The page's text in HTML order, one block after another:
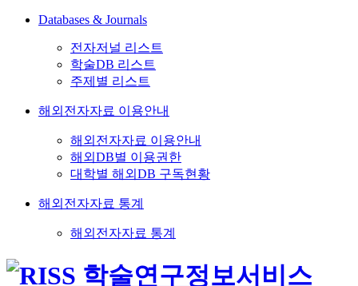
Databases & Journals
전자저널 리스트
학술DB 리스트
주제별 리스트
해외전자자료 이용안내
해외전자자료 이용안내
해외DB별 이용권한
대학별 해외DB 구독현황
해외전자자료 통계
해외전자자료 통계